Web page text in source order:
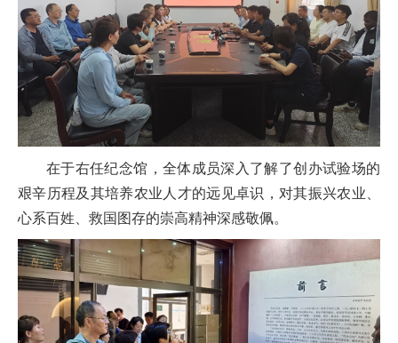
在于右任纪念馆，全体成员深入了解了创办试验场的
艰辛历程及其培养农业人才的远见卓识，对其振兴农业、
心系百姓、救国图存的崇高精神深感敬佩。